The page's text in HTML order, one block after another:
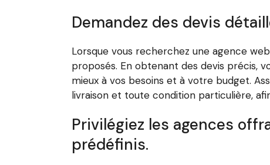
Demandez des devis
Lorsque vous recherchez une agence
proposés. En obtenant des devis précis,
mieux à vos besoins et à votre budget.
livraison et toute condition particulière,
Privilégiez les agences
prédéfinis.